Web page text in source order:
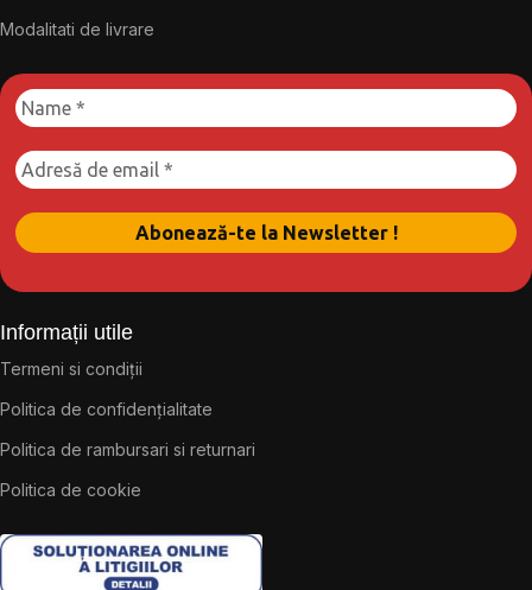
Modalitati de livrare
Informații utile
Termeni si condiții
Politica de confidențialitate
Politica de rambursari si returnari
Politica de cookie